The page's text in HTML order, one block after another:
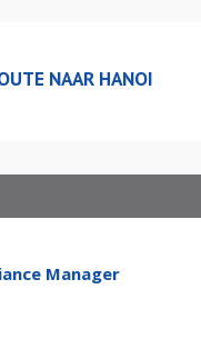
NAAR HANOI
Manager